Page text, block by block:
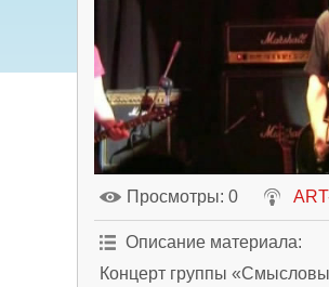
Просмотры: 0
Описание материала:
Концерт группы